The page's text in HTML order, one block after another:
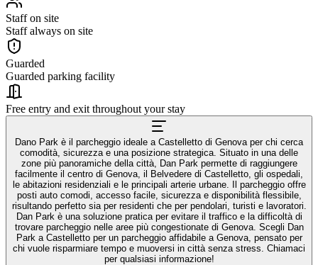
Staff on site
Staff always on site
Guarded
Guarded parking facility
Free entry and exit throughout your stay
Dano Park è il parcheggio ideale a Castelletto di Genova per chi cerca
comodità, sicurezza e una posizione strategica. Situato in una delle
zone più panoramiche della città, Dan Park permette di raggiungere
facilmente il centro di Genova, il Belvedere di Castelletto, gli ospedali,
le abitazioni residenziali e le principali arterie urbane. Il parcheggio offre
posti auto comodi, accesso facile, sicurezza e disponibilità flessibile,
risultando perfetto sia per residenti che per pendolari, turisti e lavoratori.
Dan Park è una soluzione pratica per evitare il traffico e la difficoltà di
trovare parcheggio nelle aree più congestionate di Genova. Scegli Dan
Park a Castelletto per un parcheggio affidabile a Genova, pensato per
chi vuole risparmiare tempo e muoversi in città senza stress. Chiamaci
per qualsiasi informazione!